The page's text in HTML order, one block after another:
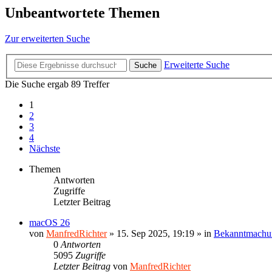
Unbeantwortete Themen
Zur erweiterten Suche
Suche
Erweiterte Suche
Die Suche ergab 89 Treffer
1
2
3
4
Nächste
Themen
Antworten
Zugriffe
Letzter Beitrag
macOS 26
von ManfredRichter» 15. Sep 2025, 19:19 » in
0 Antworten
5095 Zugriffe
Letzter Beitrag von ManfredRichter